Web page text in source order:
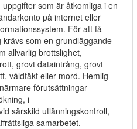
som är åtkomliga i en
på internet eller
För att få
som en grundläggande
allvarlig brottslighet,
grovt dataintrång, grovt
våldtäkt eller mord. Hemlig
förutsättningar
i
särskild utlänningskontroll,
samarbetet.